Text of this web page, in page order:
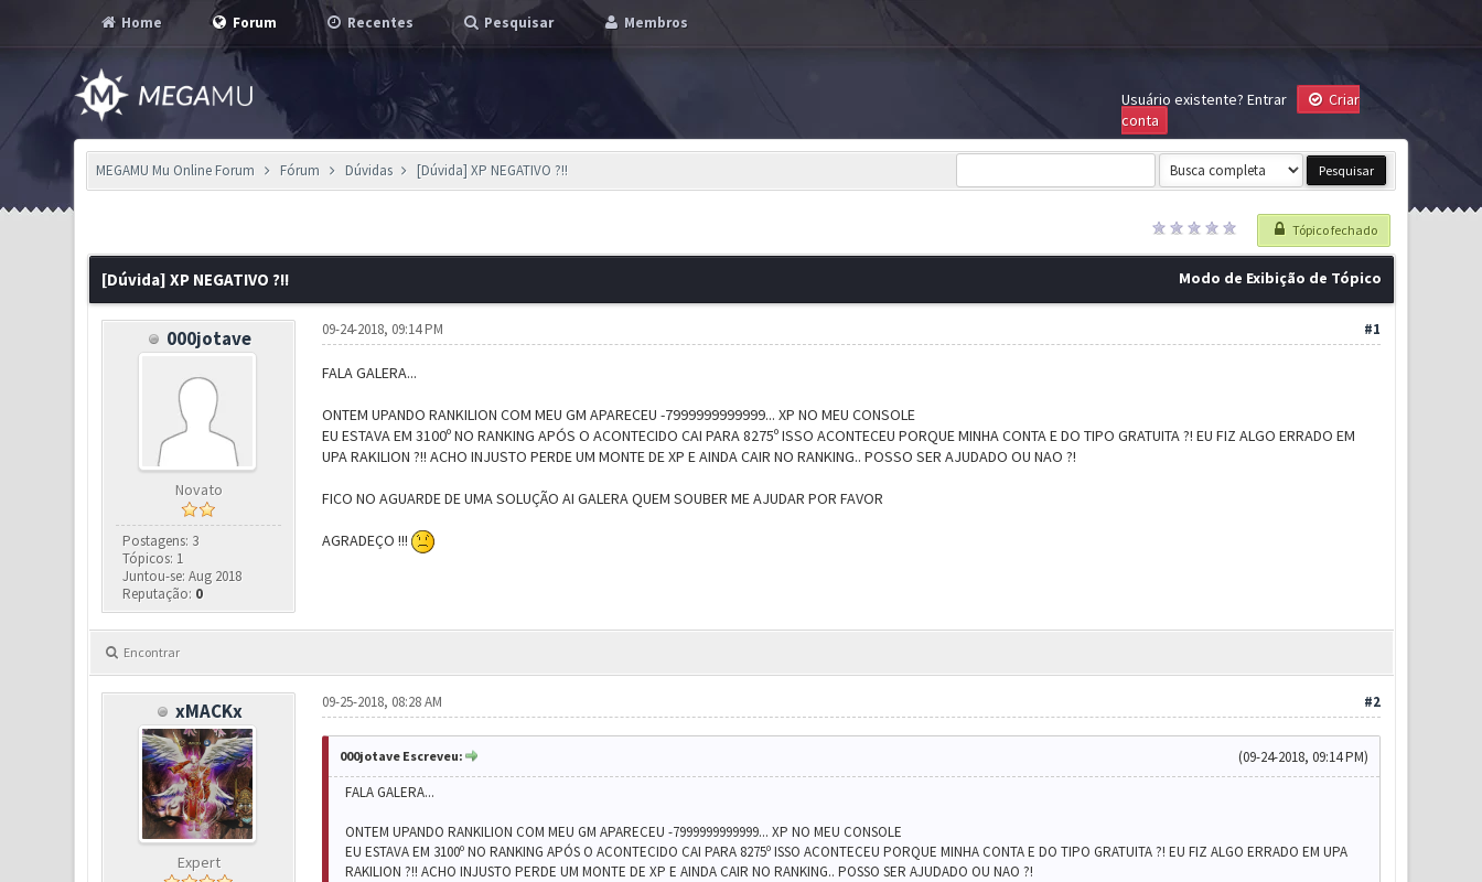
Home Forum Recentes Pesquisar Membros
Usuário existente? Entrar
Criar
conta
MEGAMU Mu Online Forum Fórum Dúvidas [Dúvida] XP NEGATIVO ?!!
Tópico fechado
Modo de Exibição de Tópico
[Dúvida] XP NEGATIVO ?!!
000jotave
Novato
Postagens: 3
Tópicos: 1
Juntou-se: Aug 2018
Reputação: 0
#1
09-24-2018, 09:14 PM
FALA GALERA...
ONTEM UPANDO RANKILION COM MEU GM APARECEU -7999999999999... XP NO MEU CONSOLE
EU ESTAVA EM 3100º NO RANKING APÓS O ACONTECIDO CAI PARA 8275º ISSO ACONTECEU PORQUE MINHA CONTA E DO TIPO GRATUITA ?! EU FIZ ALGO ERRADO EM
UPA RAKILION ?!! ACHO INJUSTO PERDE UM MONTE DE XP E AINDA CAIR NO RANKING.. POSSO SER AJUDADO OU NAO ?!
FICO NO AGUARDE DE UMA SOLUÇÃO AI GALERA QUEM SOUBER ME AJUDAR POR FAVOR
AGRADEÇO !!!
Encontrar
xMACKx
Expert
#2
09-25-2018, 08:28 AM
(09-24-2018, 09:14 PM)
000jotave Escreveu:
FALA GALERA...
ONTEM UPANDO RANKILION COM MEU GM APARECEU -7999999999999... XP NO MEU CONSOLE
EU ESTAVA EM 3100º NO RANKING APÓS O ACONTECIDO CAI PARA 8275º ISSO ACONTECEU PORQUE MINHA CONTA E DO TIPO GRATUITA ?! EU FIZ ALGO ERRADO EM UPA
RAKILION ?!! ACHO INJUSTO PERDE UM MONTE DE XP E AINDA CAIR NO RANKING.. POSSO SER AJUDADO OU NAO ?!